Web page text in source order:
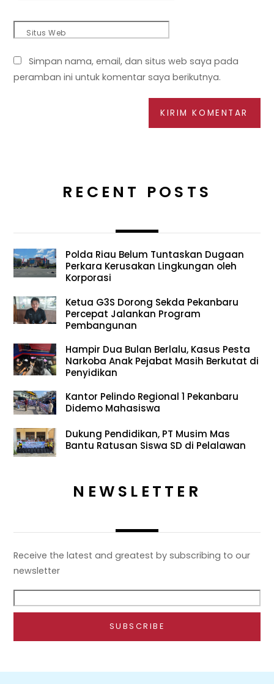
Situs Web
Simpan nama, email, dan situs web saya pada
peramban ini untuk komentar saya berikutnya.
RECENT POSTS
Polda Riau Belum Tuntaskan Dugaan
Perkara Kerusakan Lingkungan oleh
Korporasi
Ketua G3S Dorong Sekda Pekanbaru
Percepat Jalankan Program
Pembangunan
Hampir Dua Bulan Berlalu, Kasus Pesta
Narkoba Anak Pejabat Masih Berkutat di
Penyidikan
Kantor Pelindo Regional 1 Pekanbaru
Didemo Mahasiswa
Dukung Pendidikan, PT Musim Mas
Bantu Ratusan Siswa SD di Pelalawan
NEWSLETTER
Receive the latest and greatest by subscribing to our
newsletter